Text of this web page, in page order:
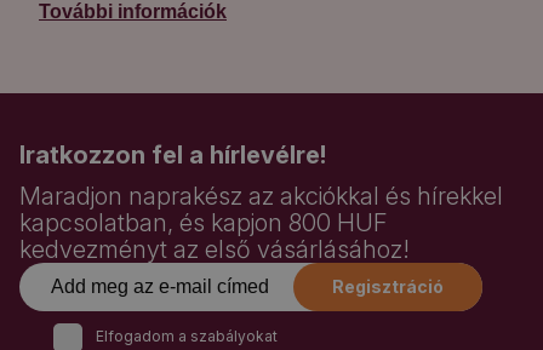
További információk
Iratkozzon fel a hírlevélre!
Maradjon naprakész az akciókkal és hírekkel
kapcsolatban, és kapjon 800 HUF
kedvezményt az első vásárlásához!
Regisztráció
Elfogadom a szabályokat